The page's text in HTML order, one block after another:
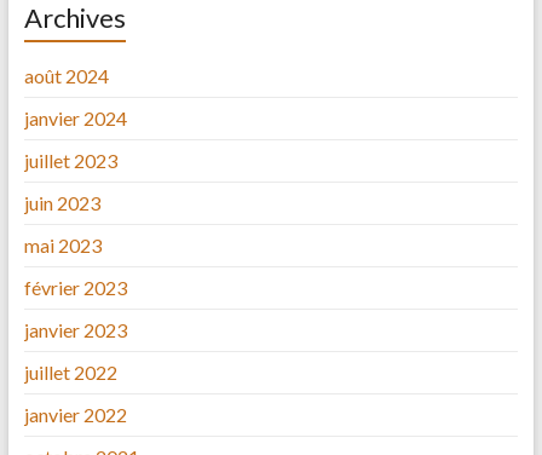
Archives
août 2024
janvier 2024
juillet 2023
juin 2023
mai 2023
février 2023
janvier 2023
juillet 2022
janvier 2022